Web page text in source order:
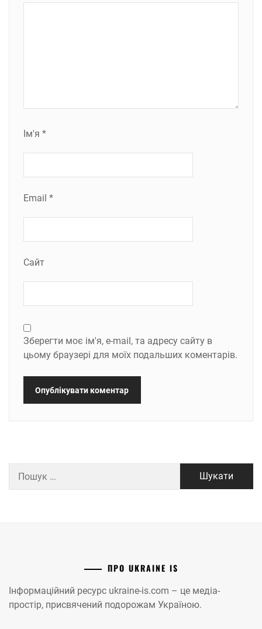
Ім'я *
Email *
Сайт
Зберегти моє ім'я, e-mail, та адресу сайту в
цьому браузері для моїх подальших коментарів.
ПРО UKRAINE IS
Інформаційний ресурс ukraine-is.com – це медіа-
простір, присвячений подорожам Україною.